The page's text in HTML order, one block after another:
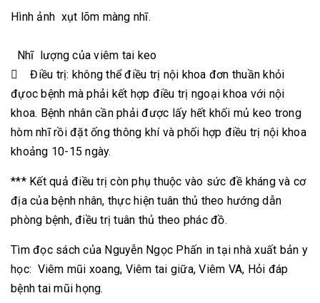
Hình ảnh xụt lõm màng nhĩ.
Nhĩ lượng của viêm tai keo
 Điều trị: không thể điều trị nội khoa đơn thuần khỏi
đựoc bệnh mà phải kết hợp điều trị ngoại khoa với nội
khoa. Bệnh nhân cần phải được lấy hết khối mủ keo trong
hòm nhĩ rồi đặt ống thông khí và phối hợp điều trị nội khoa
khoảng 10-15 ngày.
*** Kết quả điều trị còn phụ thuộc vào sức đề kháng và cơ
địa của bệnh nhân, thực hiện tuân thủ theo hướng dẫn
phòng bệnh, điều trị tuân thủ theo phác đồ.
Tìm đọc sách của Nguyễn Ngọc Phấn in tại nhà xuất bản y
học: Viêm mũi xoang, Viêm tai giữa, Viêm VA, Hỏi đáp
bệnh tai mũi họng.